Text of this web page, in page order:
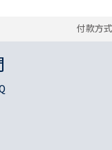
付款方